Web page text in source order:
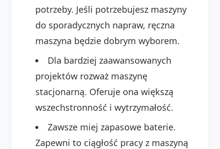
potrzeby. Jeśli potrzebujesz maszyny
do sporadycznych napraw, ręczna
maszyna będzie dobrym wyborem.
Dla bardziej zaawansowanych
projektów rozważ maszynę
stacjonarną. Oferuje ona większą
wszechstronność i wytrzymałość.
Zawsze miej zapasowe baterie.
Zapewni to ciągłość pracy z maszyną